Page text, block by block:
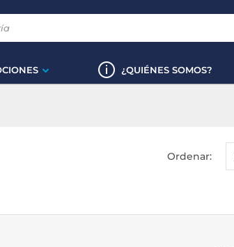
¿QUIÉNES SOMOS?
Ordenar: